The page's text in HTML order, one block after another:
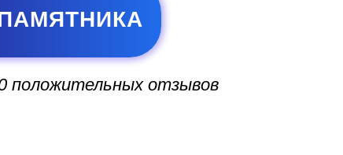
положительных отзывов